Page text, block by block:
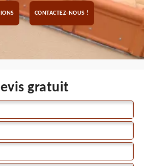
CONTACTEZ-NOUS !
gratuit